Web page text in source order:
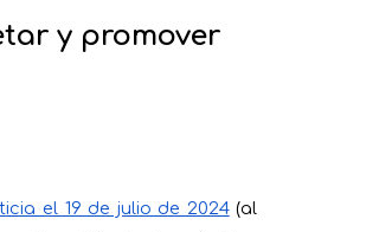
y promover
el 19 de julio de 2024(al